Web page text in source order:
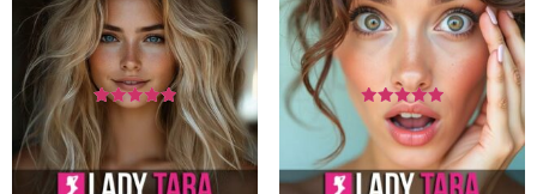
Bewertet
mit
5.00
von 5
Bewertet
mit
5.00
von 5